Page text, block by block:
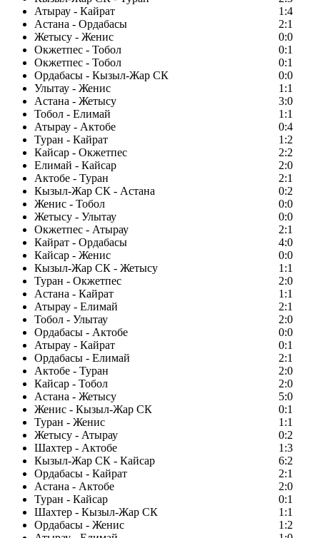
Атырау - Кайрат
1:4
Астана - Ордабасы
2:1
Жетысу - Женис
0:0
Окжетпес - Тобол
0:1
Окжетпес - Тобол
0:1
Ордабасы - Кызыл-Жар СК
0:0
Улытау - Женис
1:1
Астана - Жетысу
3:0
Тобол - Елимай
1:1
Атырау - Актобе
0:4
Туран - Кайрат
1:2
Кайсар - Окжетпес
2:2
Елимай - Кайсар
2:0
Актобе - Туран
2:1
Кызыл-Жар СК - Астана
0:2
Женис - Тобол
0:0
Жетысу - Улытау
0:0
Окжетпес - Атырау
2:1
Кайрат - Ордабасы
4:0
Кайсар - Женис
0:0
Кызыл-Жар СК - Жетысу
1:1
Туран - Окжетпес
2:0
Астана - Кайрат
1:1
Атырау - Елимай
2:1
Тобол - Улытау
2:0
Ордабасы - Актобе
0:0
Атырау - Кайрат
0:1
Ордабасы - Елимай
2:1
Актобе - Туран
2:0
Кайсар - Тобол
2:0
Астана - Жетысу
5:0
Женис - Кызыл-Жар СК
0:1
Туран - Женис
1:1
Жетысу - Атырау
0:2
Шахтер - Актобе
1:3
Кызыл-Жар СК - Кайсар
6:2
Ордабасы - Кайрат
2:1
Астана - Актобе
2:0
Туран - Кайсар
0:1
Шахтер - Кызыл-Жар СК
1:1
Ордабасы - Женис
1:2